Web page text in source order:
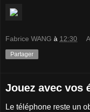
Fabrice WANG à 12:30
Partager
Jouez avec vos
Le téléphone reste un